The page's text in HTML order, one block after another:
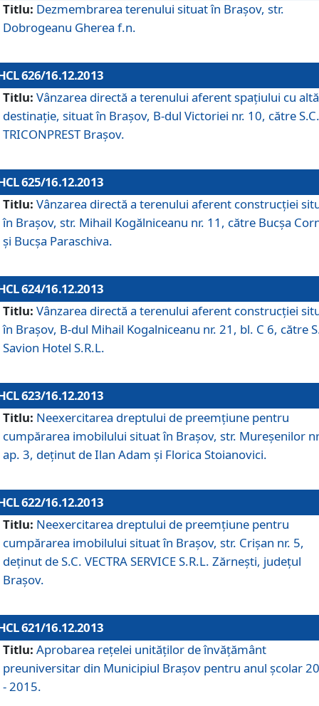
Titlu: Dezmembrarea terenului situat în Braşov, str.
Dobrogeanu Gherea f.n.
626/16.12.2013
Titlu: Vânzarea directă a terenului aferent spaţiului cu altă
destinaţie, situat în Braşov, B-dul Victoriei nr. 10, către S.C.
TRICONPREST Braşov.
625/16.12.2013
Titlu: Vânzarea directă a terenului aferent construcţiei
în Braşov, str. Mihail Kogălniceanu nr. 11, către Bucşa
şi Bucşa Paraschiva.
624/16.12.2013
Titlu: Vânzarea directă a terenului aferent construcţiei
în Braşov, B-dul Mihail Kogalniceanu nr. 21, bl. C 6, către
Savion Hotel S.R.L.
623/16.12.2013
Titlu: Neexercitarea dreptului de preemţiune pentru
cumpărarea imobilului situat în Braşov, str. Mureşenilor
ap. 3, deţinut de Ilan Adam şi Florica Stoianovici.
622/16.12.2013
Titlu: Neexercitarea dreptului de preemţiune pentru
cumpărarea imobilului situat în Braşov, str. Crişan nr. 5,
deţinut de S.C. VECTRA SERVICE S.R.L. Zărneşti, judeţul
Braşov.
621/16.12.2013
Titlu: Aprobarea reţelei unităţilor de învăţământ
preuniversitar din Municipiul Braşov pentru anul şcolar
- 2015.